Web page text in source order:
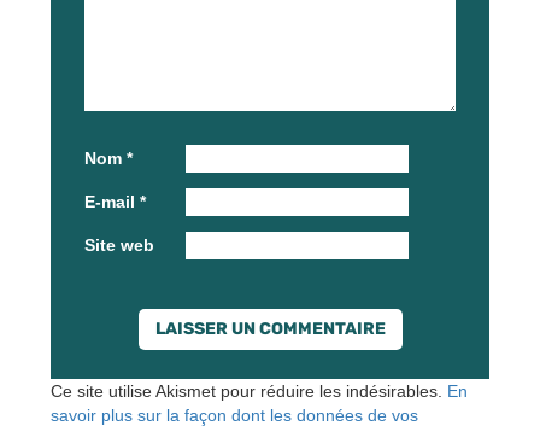
Nom *
E-mail *
Site web
Ce site utilise Akismet pour réduire les indésirables. En
savoir plus sur la façon dont les données de vos